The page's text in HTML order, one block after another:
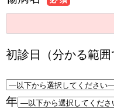
初診日（分かる範囲
年